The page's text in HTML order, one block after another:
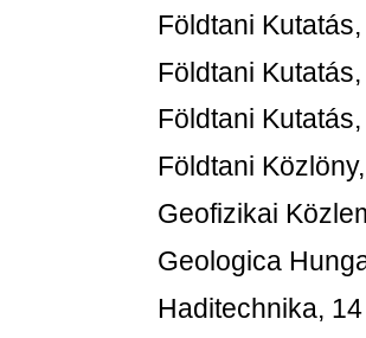
Földtani
Földtani
Földtani
Földtani
Geofizikai
Geologica
Haditechnika,